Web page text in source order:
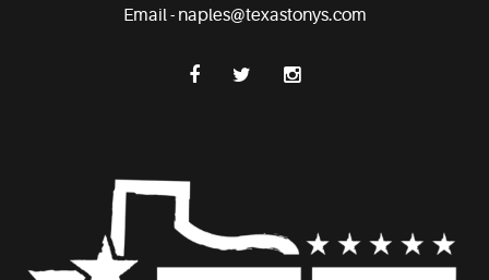
Email - naples@texastonys.com